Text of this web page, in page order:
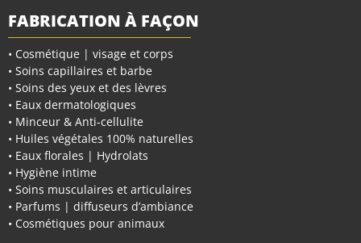
FABRICATION À FAÇON
• Cosmétique | visage et corps
• Soins capillaires et barbe
• Soins des yeux et des lèvres
• Eaux dermatologiques
• Minceur & Anti-cellulite
• Huiles végétales 100% naturelles
• Eaux florales | Hydrolats
• Hygiène intime
• Soins musculaires et articulaires
• Parfums | diffuseurs d’ambiance
• Cosmétiques pour animaux